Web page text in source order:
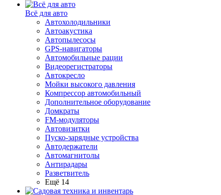
Всё для авто
Автохолодильники
Автоакустика
Автопылесосы
GPS-навигаторы
Автомобильные рации
Видеорегистраторы
Автокресло
Мойки высокого давления
Компрессор автомобильный
Дополнительное оборудование
Домкраты
FM-модуляторы
Автовизитки
Пуско-зарядные устройства
Автодержатели
Автомагнитолы
Антирадары
Разветвитель
Ещё 14